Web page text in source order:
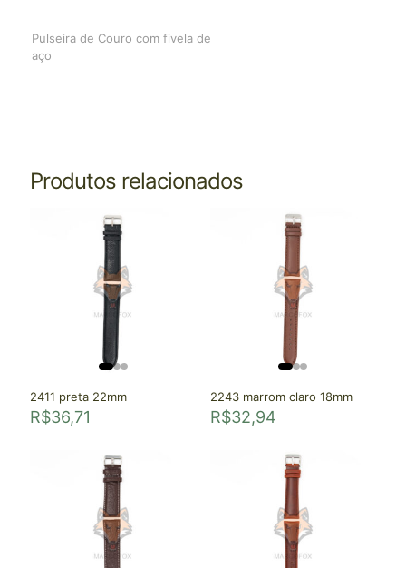
Pulseira de Couro com fivela de
aço
Produtos relacionados
2411 preta 22mm
R$36,71
2243 marrom claro 18mm
R$32,94